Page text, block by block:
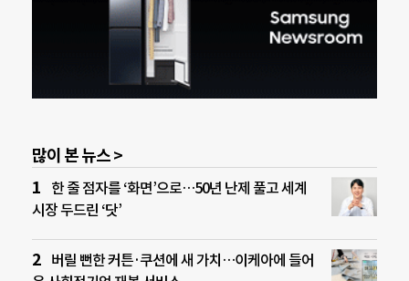
많이 본 뉴스 >
한 줄 점자를 ‘화면’으로…50년 난제 풀고 세계
시장 두드린 ‘닷’
버릴 뻔한 커튼·쿠션에 새 가치…이케아에 들어